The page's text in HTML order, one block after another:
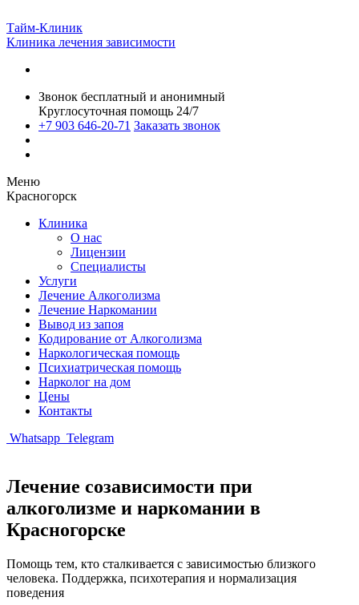
Тайм-Клиник
Клиника лечения зависимости
Звонок бесплатный и анонимный
Круглосуточная помощь 24/7
+7 903 646-20-71 Заказать звонок
Меню
Красногорск
Клиника
О нас
Лицензии
Специалисты
Услуги
Лечение Алкоголизма
Лечение Наркомании
Вывод из запоя
Кодирование от Алкоголизма
Наркологическая помощь
Психиатрическая помощь
Нарколог на дом
Цены
Контакты
Whatsapp Telegram
Лечение созависимости при
алкоголизме и наркомании в
Красногорске
Помощь тем, кто сталкивается с зависимостью близкого
человека. Поддержка, психотерапия и нормализация
поведения